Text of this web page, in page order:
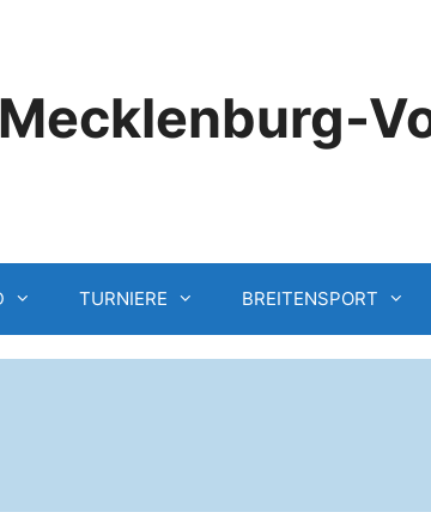
TURNIERE BREITENSPORT